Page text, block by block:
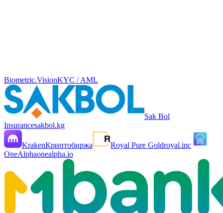
Biometric.VisionKYC / AML
Sak Bol
Insurancesakbol.kg
KrakenКриптобиржа Royal Pure Goldroyal.inc
OneAlphaonealpha.io